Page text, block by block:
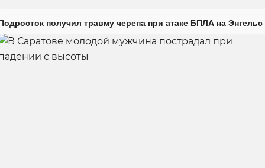
получил травму черепа при атаке БПЛА на Энгельс